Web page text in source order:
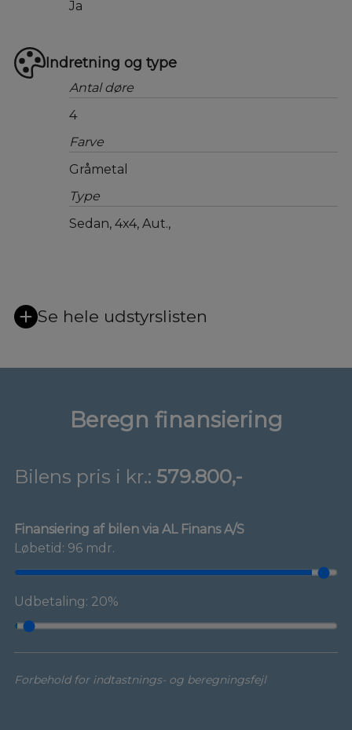
Ja
Indretning og type
Antal døre
4
Farve
Gråmetal
Type
Sedan, 4x4, Aut.,
Se hele udstyrslisten
Beregn finansiering
Bilens pris i kr.: 579.800,-
Finansiering af bilen via AL Finans A/S
Løbetid: 96 mdr.
Udbetaling: 20%
Forbehold for indtastnings- og beregningsfejl